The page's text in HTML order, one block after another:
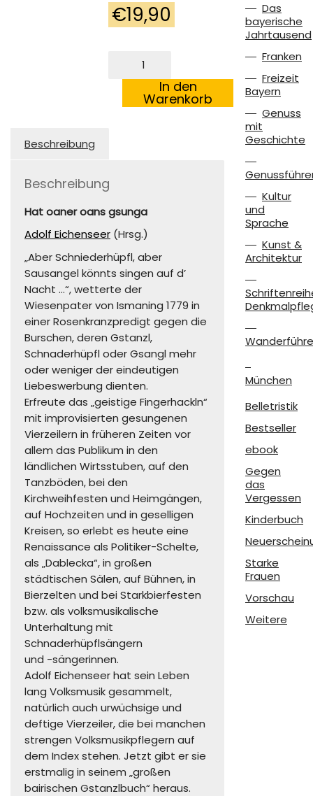
€19,90
bairische
Gstanzlbuch
Menge
In den
Warenkorb
Beschreibung
Beschreibung
Hat oaner oans gsunga
Adolf Eichenseer (Hrsg.)
„Aber Schniederhüpfl, aber
Sausangel könnts singen auf d’
Nacht …“, wetterte der
Wiesenpater von Ismaning 1779 in
einer Rosenkranzpredigt gegen die
Burschen, deren Gstanzl,
Schnaderhüpfl oder Gsangl mehr
oder weniger der eindeutigen
Liebeswerbung dienten.
Erfreute das „geistige Fingerhackln“
mit improvisierten gesungenen
Vierzeilern in früheren Zeiten vor
allem das Publikum in den
ländlichen Wirtsstuben, auf den
Tanzböden, bei den
Kirchweihfesten und Heimgängen,
auf Hochzeiten und in geselligen
Kreisen, so erlebt es heute eine
Renaissance als Politiker-Schelte,
als „Dablecka“, in großen
städtischen Sälen, auf Bühnen, in
Bierzelten und bei Starkbierfesten
bzw. als volksmusikalische
Unterhaltung mit
Schnaderhüpflsängern
und -sängerinnen.
Adolf Eichenseer hat sein Leben
lang Volksmusik gesammelt,
natürlich auch urwüchsige und
deftige Vierzeiler, die bei manchen
strengen Volksmusikpflegern auf
dem Index stehen. Jetzt gibt er sie
erstmalig in seinem „großen
bairischen Gstanzlbuch“ heraus.
Das
bayerische
Jahrtausend
Franken
Freizeit
Bayern
Genuss
mit
Geschichte
Kultur
und
Sprache
Kunst &
Architektur
München
Belletristik
Bestseller
ebook
Gegen
das
Vergessen
Kinderbuch
Starke
Frauen
Vorschau
Weitere